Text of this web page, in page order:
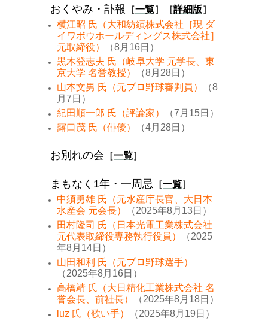
おくやみ・訃報 ［一覧］［詳細版］
横江昭 氏（大和紡績株式会社［現 ダ
イワボウホールディングス株式会社］
元取締役）
（8月16日）
黒木登志夫 氏（岐阜大学 元学長、東
京大学 名誉教授）
（8月28日）
山本文男 氏（元プロ野球審判員）
（8
月7日）
紀田順一郎 氏（評論家）
（7月15日）
露口茂 氏（俳優）
（4月28日）
お別れの会 ［一覧］
まもなく1年・一周忌 ［一覧］
中須勇雄 氏（元水産庁長官、大日本
水産会 元会長）
（2025年8月13日）
田村隆司 氏（日本光電工業株式会社
元代表取締役専務執行役員）
（2025
年8月14日）
山田和利 氏（元プロ野球選手）
（2025年8月16日）
高橋靖 氏（大日精化工業株式会社 名
誉会長、前社長）
（2025年8月18日）
luz 氏（歌い手）
（2025年8月19日）